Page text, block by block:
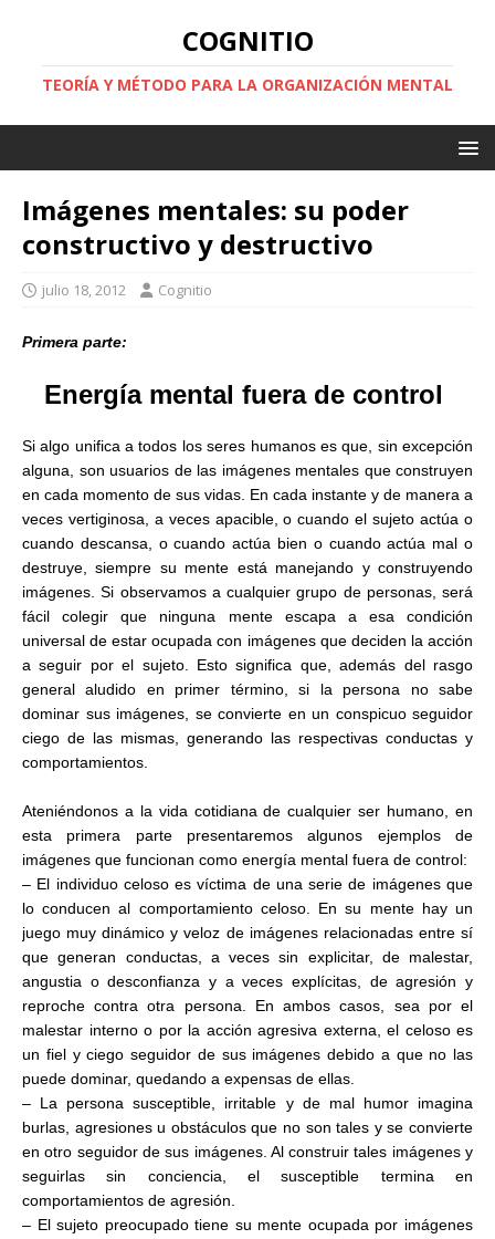
COGNITIO
TEORÍA Y MÉTODO PARA LA ORGANIZACIÓN MENTAL
Imágenes mentales: su poder
constructivo y destructivo
julio 18, 2012 Cognitio
Primera parte:
Energía mental fuera de control
Si algo unifica a todos los seres humanos es que, sin excepción
alguna, son usuarios de las imágenes mentales que construyen
en cada momento de sus vidas. En cada instante y de manera a
veces vertiginosa, a veces apacible, o cuando el sujeto actúa o
cuando descansa, o cuando actúa bien o cuando actúa mal o
destruye, siempre su mente está manejando y construyendo
imágenes. Si observamos a cualquier grupo de personas, será
fácil colegir que ninguna mente escapa a esa condición
universal de estar ocupada con imágenes que deciden la acción
a seguir por el sujeto. Esto significa que, además del rasgo
general aludido en primer término, si la persona no sabe
dominar sus imágenes, se convierte en un conspicuo seguidor
ciego de las mismas, generando las respectivas conductas y
comportamientos.
Ateniéndonos a la vida cotidiana de cualquier ser humano, en
esta primera parte presentaremos algunos ejemplos de
imágenes que funcionan como energía mental fuera de control:
– El individuo celoso es víctima de una serie de imágenes que
lo conducen al comportamiento celoso. En su mente hay un
juego muy dinámico y veloz de imágenes relacionadas entre sí
que generan conductas, a veces sin explicitar, de malestar,
angustia o desconfianza y a veces explícitas, de agresión y
reproche contra otra persona. En ambos casos, sea por el
malestar interno o por la acción agresiva externa, el celoso es
un fiel y ciego seguidor de sus imágenes debido a que no las
puede dominar, quedando a expensas de ellas.
– La persona susceptible, irritable y de mal humor imagina
burlas, agresiones u obstáculos que no son tales y se convierte
en otro seguidor de sus imágenes. Al construir tales imágenes y
seguirlas sin conciencia, el susceptible termina en
comportamientos de agresión.
– El sujeto preocupado tiene su mente ocupada por imágenes